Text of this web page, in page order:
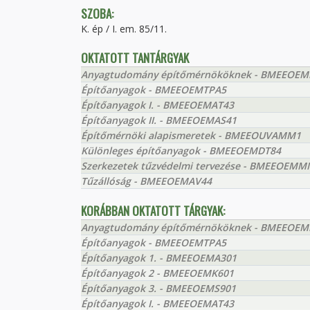
SZOBA:
K. ép / I. em. 85/11.
OKTATOTT TANTÁRGYAK
Anyagtudomány építőmérnököknek -
Építőanyagok - BMEEOEMTPA5
Építőanyagok I. - BMEEOEMAT43
Építőanyagok II. - BMEEOEMAS41
Építőmérnöki alapismeretek - BMEEOUVAMM1
Különleges építőanyagok - BMEEOEMDT84
Szerkezetek tűzvédelmi tervezése -
Tűzállóság - BMEEOEMAV44
KORÁBBAN OKTATOTT TÁRGYAK:
Anyagtudomány építőmérnököknek -
Építőanyagok - BMEEOEMTPA5
Építőanyagok 1. - BMEEOEMA301
Építőanyagok 2 - BMEEOEMK601
Építőanyagok 3. - BMEEOEMS901
Építőanyagok I. - BMEEOEMAT43